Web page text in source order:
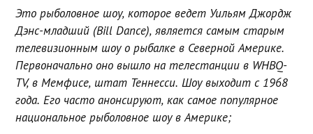
Это рыболовное шоу, которое ведет Уильям Джордж
Дэнс-младший (Bill Dance), является самым старым
телевизионным шоу о рыбалке в Северной Америке.
Первоначально оно вышло на телестанции в WHBQ-
TV, в Мемфисе, штат Теннесси. Шоу выходит с 1968
года. Его часто анонсируют, как самое популярное
национальное рыболовное шоу в Америке;